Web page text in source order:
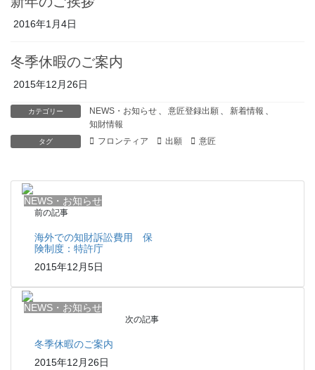
2016年1月4日
冬季休暇のご案内
2015年12月26日
カテゴリー NEWS・お知らせ 、 意匠登録出願 、 新着情報 、
知財情報
タグ フロンティア 出願 意匠
NEWS・お知らせ
前の記事
海外での知財訴訟費用 保
険制度：特許庁
2015年12月5日
NEWS・お知らせ
次の記事
冬季休暇のご案内
2015年12月26日